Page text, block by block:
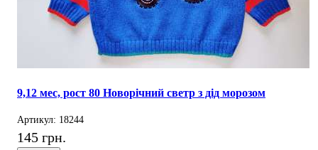
9,12 мес, рост 80 Новорічний светр з дід морозом
Артикул: 18244
145 грн.